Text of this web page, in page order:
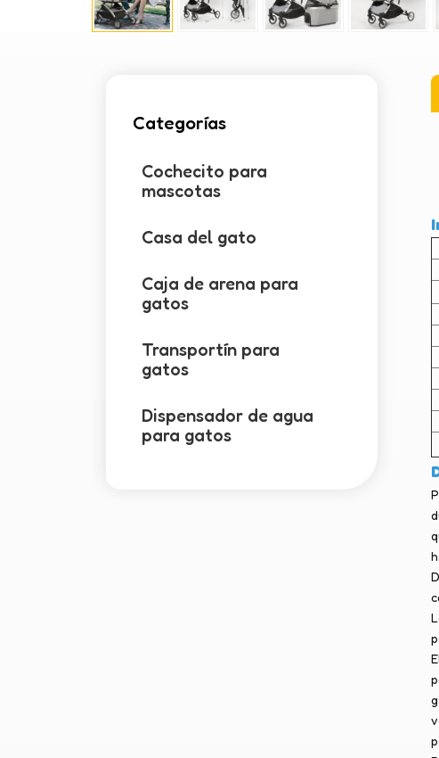
Categorías
Cochecito para
mascotas
Casa del gato
Caja de arena para
gatos
Transportín para
gatos
Dispensador de agua
para gatos